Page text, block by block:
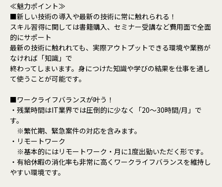
≪魅力ポイント≫
■新しい技術の導入や最新の技術に常に触れられる！
スキル習得に関しては書籍購入、セミナー受講など費用面で全面
的にサポート
最新の技術に触れれても、実際アウトプットできる環境や業務が
なければ「知識」で
終わってしまいます。身につけた知識や学びの結果を仕事を通し
て使うことが可能です。
■ワークライフバランスが叶う！
・残業時間はIT業界では圧倒的に少なく「20～30時間/月」で
す。
※繁忙期、緊急案件の対応を含みます。
・リモートワーク
※基本的にはリモートワーク・月に1度出勤いただく形です。
・有給休暇の消化率も非常に高くワークライフバランスを維持し
やすい環境です。